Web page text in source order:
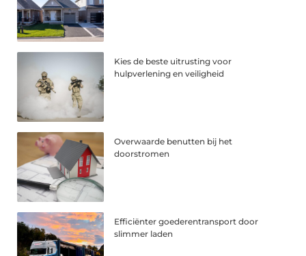
Kies de beste uitrusting voor
hulpverlening en veiligheid
Overwaarde benutten bij het
doorstromen
Efficiënter goederentransport door
slimmer laden